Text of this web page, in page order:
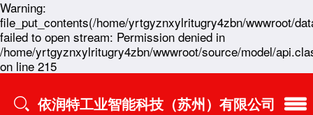
Warning:
file_put_contents(/home/yrtgyznxylritugry4zbn/wwwroot/
failed to open stream: Permission denied in
/home/yrtgyznxylritugry4zbn/wwwroot/source/model/
on line 215
依润特工业智能科技（苏州）有限公司